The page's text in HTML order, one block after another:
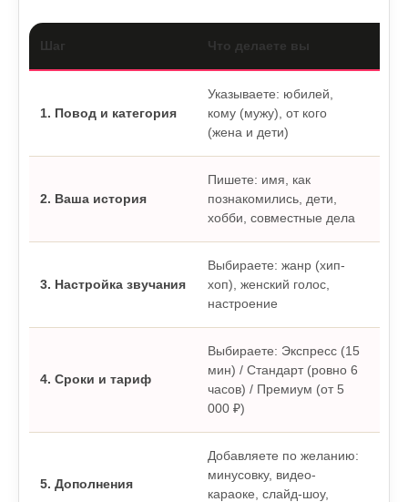
Шаг Что делаете вы
1. Повод и категория
Указываете: юбилей,
кому (мужу), от кого
(жена и дети)
2. Ваша история
Пишете: имя, как
познакомились, дети,
хобби, совместные дела
3. Настройка звучания
Выбираете: жанр (хип-
хоп), женский голос,
настроение
4. Сроки и тариф
Выбираете: Экспресс (15
мин) / Стандарт (ровно 6
часов) / Премиум (от 5
000 ₽)
5. Дополнения
Добавляете по желанию:
минусовку, видео-
караоке, слайд-шоу,